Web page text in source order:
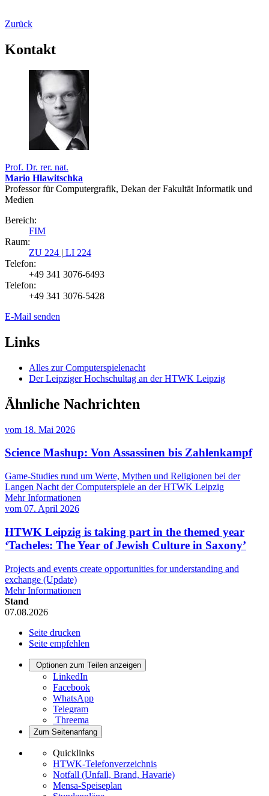
Zurück
Kontakt
Prof. Dr. rer. nat.
Mario Hlawitschka
Professor für Computergrafik, Dekan der Fakultät Informatik und
Medien
Bereich:
FIM
Raum:
ZU 224 | LI 224
Telefon:
+49 341 3076-6493
Telefon:
+49 341 3076-5428
E-Mail senden
Links
Alles zur Computerspielenacht
Der Leipziger Hochschultag an der HTWK Leipzig
Ähnliche Nachrichten
vom 18. Mai 2026
Science Mashup: Von Assassinen bis Zahlenkampf
Game-Studies rund um Werte, Mythen und Religionen bei der
Langen Nacht der Computerspiele an der HTWK Leipzig
Mehr Informationen
vom 07. April 2026
HTWK Leipzig is taking part in the themed year
‘Tacheles: The Year of Jewish Culture in Saxony’
Projects and events create opportunities for understanding and
exchange (Update)
Mehr Informationen
Stand
07.08.2026
Seite drucken
Seite empfehlen
Optionen zum Teilen anzeigen
LinkedIn
Facebook
WhatsApp
Telegram
Threema
Zum Seitenanfang
Quicklinks
HTWK-Telefonverzeichnis
Notfall (Unfall, Brand, Havarie)
Mensa-Speiseplan